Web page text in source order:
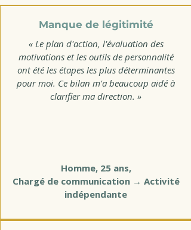
Manque de légitimité
« Le plan d'action, l'évaluation des
motivations et les outils de personnalité
ont été les étapes les plus déterminantes
pour moi. Ce bilan m'a beaucoup aidé à
clarifier ma direction. »
Homme, 25 ans,
Chargé de communication → Activité
indépendante